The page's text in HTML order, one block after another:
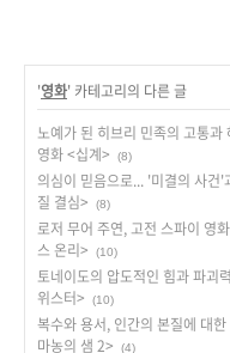
'영화' 카테고리의 다른 글
노예가 된 히브리 민족의 고통
영화 <십계>
(8)
의심이 믿음으로... '미결의 사건
질 결심>
(8)
로저 무어 주연, 고전 스파이 영
스 온리>
(10)
토네이도의 압도적인 힘과 파괴
위스터>
(10)
복수와 용서, 인간의 본질에 대
마농의 샘 2>
(4)